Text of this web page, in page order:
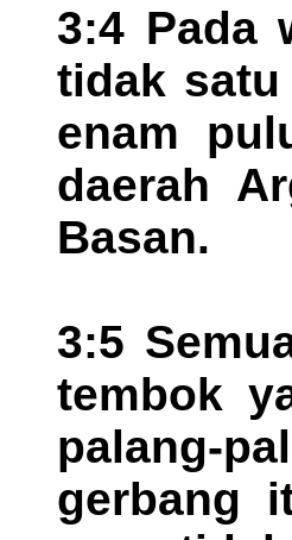
3:4 Pada
tidak
enam
daerah
Basan.
3:5
tembok
palang-
gerbang